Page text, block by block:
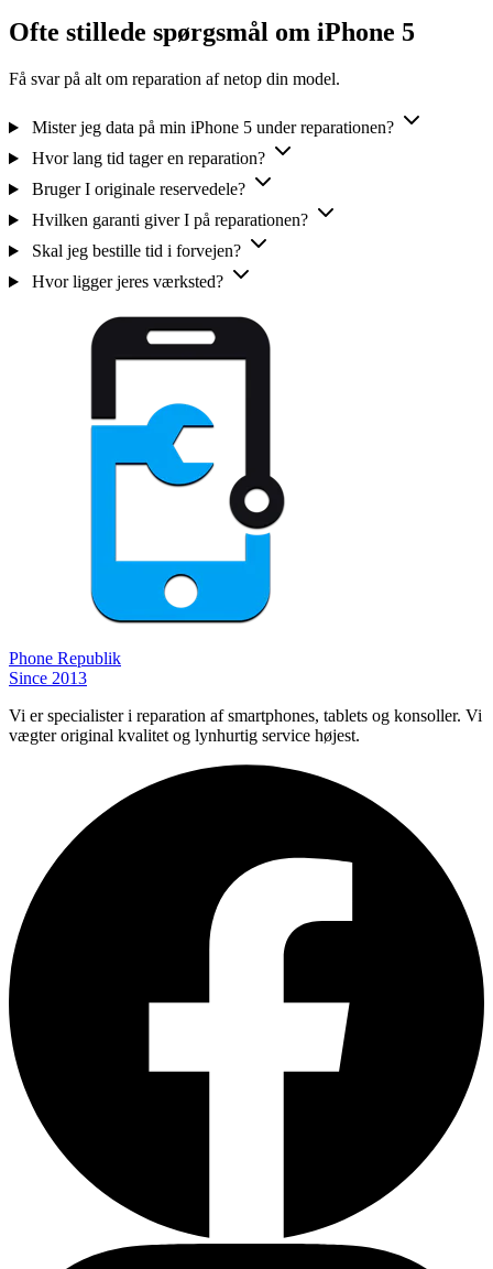
Ofte stillede spørgsmål om iPhone 5
Få svar på alt om reparation af netop din model.
Mister jeg data på min iPhone 5 under reparationen?
Hvor lang tid tager en reparation?
Bruger I originale reservedele?
Hvilken garanti giver I på reparationen?
Skal jeg bestille tid i forvejen?
Hvor ligger jeres værksted?
Phone Republik
Since 2013
Vi er specialister i reparation af smartphones, tablets og konsoller. Vi
vægter original kvalitet og lynhurtig service højest.